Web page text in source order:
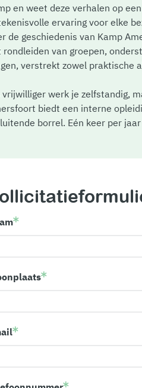
en weet deze verhalen op
ervaring voor elke
de geschiedenis van Kamp
rondleiden van groepen,
verstrekt zowel praktische
vrijwilliger werk je zelfstandig,
biedt een interne
borrel. Eén keer per